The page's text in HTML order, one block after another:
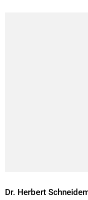
Dr. Herbert